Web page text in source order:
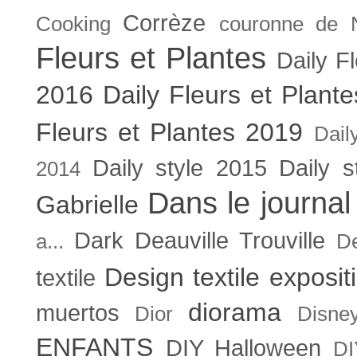
Cooking
Corrèze couronne de
Fleurs et Plantes Daily
2016 Daily Fleurs et
Fleurs et Plantes 2019
2014
Daily style 2015 Daily
Gabrielle Dans le journal
a... Dark Deauville Trouville
textile Design textile
muertos Dior diorama
ENFANTS DIY Halloween